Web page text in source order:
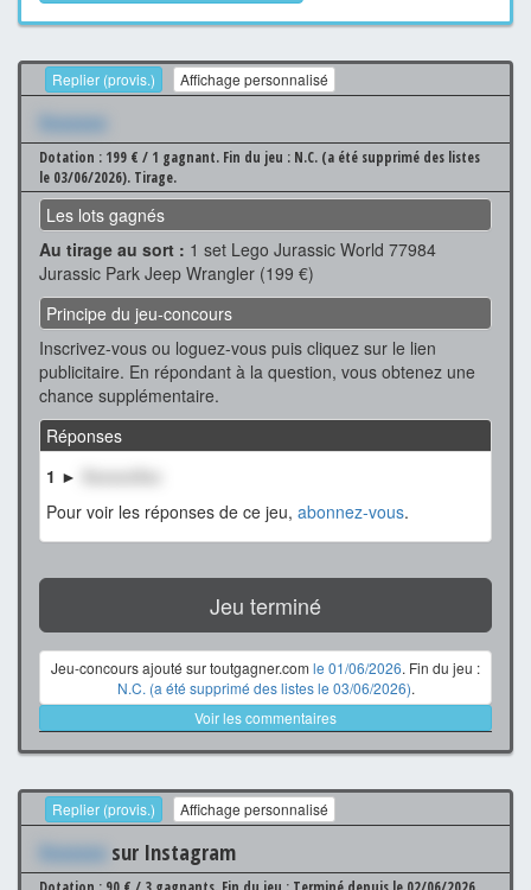
Replier (provis.) Affichage personnalisé
Xxxxxxx
Dotation : 199 € / 1 gagnant. Fin du jeu : N.C. (a été supprimé des listes
le 03/06/2026). Tirage.
Les lots gagnés
Au tirage au sort : 1 set Lego Jurassic World 77984
Jurassic Park Jeep Wrangler (199 €)
Principe du jeu-concours
Inscrivez-vous ou loguez-vous puis cliquez sur le lien
publicitaire. En répondant à la question, vous obtenez une
chance supplémentaire.
Réponses
1 ►
Pour voir les réponses de ce jeu, abonnez-vous.
Jeu terminé
Jeu-concours ajouté sur toutgagner.com le 01/06/2026. Fin du jeu :
N.C. (a été supprimé des listes le 03/06/2026).
Voir les commentaires
Replier (provis.) Affichage personnalisé
Xxxxxxx sur Instagram